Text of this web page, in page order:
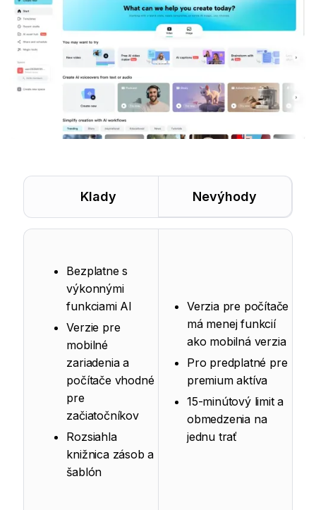
Klady Nevýhody
Bezplatne s
výkonnými
funkciami AI
Verzie pre
mobilné
zariadenia a
počítače vhodné
pre
začiatočníkov
Rozsiahla
knižnica zásob a
šablón
Verzia pre počítače
má menej funkcií
ako mobilná verzia
Pro predplatné pre
premium aktíva
15-minútový limit a
obmedzenia na
jednu trať